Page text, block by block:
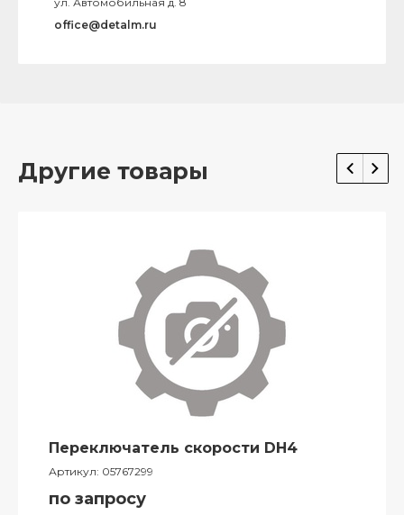
office@detalm.ru
Другие товары
Переключатель скорости DH4
Артикул: 05767299
по запросу